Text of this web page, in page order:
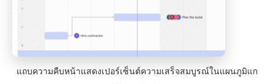
แถบความคืบหน้าแสดงเปอร์เซ็นต์ความเสร็จสมบูรณ์ในแผนภูมิแก